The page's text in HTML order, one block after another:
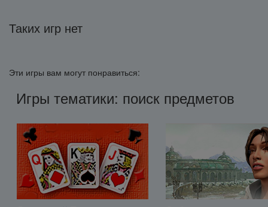
Таких игр нет
Эти игры вам могут понравиться:
Игры тематики: поиск предметов